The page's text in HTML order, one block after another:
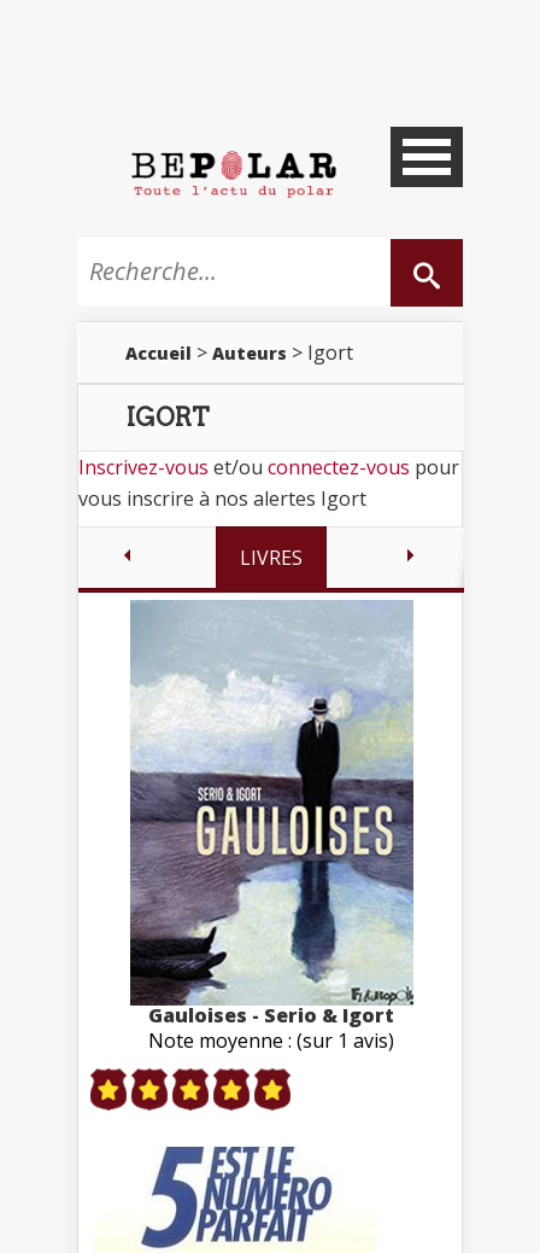
Accueil > Auteurs > Igort
IGORT
Inscrivez-vous et/ou connectez-vous pour
vous inscrire à nos alertes Igort
LIVRES
Gauloises - Serio & Igort
Note moyenne : (sur 1 avis)